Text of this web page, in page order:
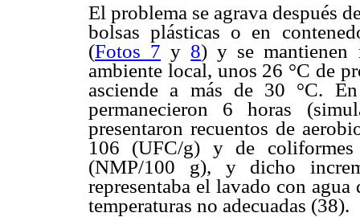
El problema se agrava después
bolsas plásticas o en
(Fotos 7 y 8) y se mantienen
ambiente local, unos 26 °C de
asciende a más de 30 °C.
permanecieron 6 horas
presentaron recuentos de
106 (UFC/g) y de coliformes
(NMP/100 g), y dicho
representaba el lavado con
temperaturas no adecuadas (38).